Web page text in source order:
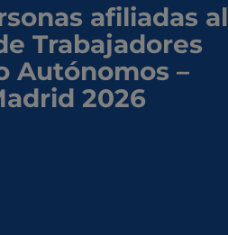
afiliadas al
Trabajadores
Autónomos –
2026